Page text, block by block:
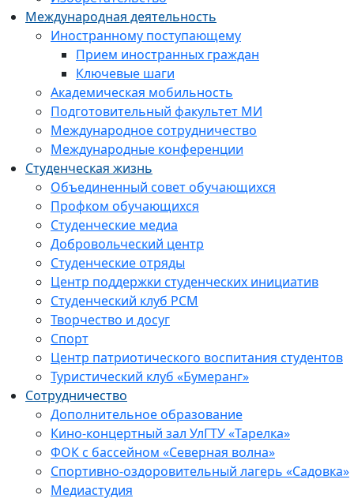
Международная деятельность
Иностранному поступающему
Прием иностранных граждан
Ключевые шаги
Академическая мобильность
Подготовительный факультет МИ
Международное сотрудничество
Международные конференции
Студенческая жизнь
Объединенный совет обучающихся
Профком обучающихся
Студенческие медиа
Добровольческий центр
Студенческие отряды
Центр поддержки студенческих инициатив
Студенческий клуб РСМ
Творчество и досуг
Спорт
Центр патриотического воспитания студентов
Туристический клуб «Бумеранг»
Сотрудничество
Дополнительное образование
Кино-концертный зал УлГТУ «Тарелка»
ФОК с бассейном «Северная волна»
Спортивно-оздоровительный лагерь «Садовка»
Медиастудия